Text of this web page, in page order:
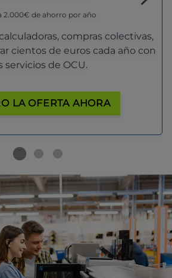
2.000€ de ahorro por año
compras colectivas,
cientos de euros cada año con
servicios de OCU.
LA OFERTA AHORA